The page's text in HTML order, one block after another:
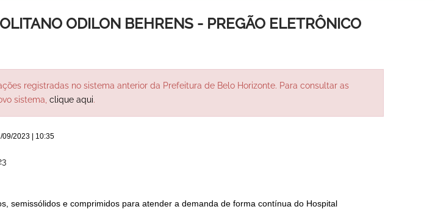
ODILON BEHRENS - PREGÃO ELETRÔNICO
registradas no sistema anterior da Prefeitura de Belo Horizonte. Para consultar as
sistema, clique aqui.
09/2023 | 10:35
semissólidos e comprimidos para atender a demanda de forma contínua do Hospital